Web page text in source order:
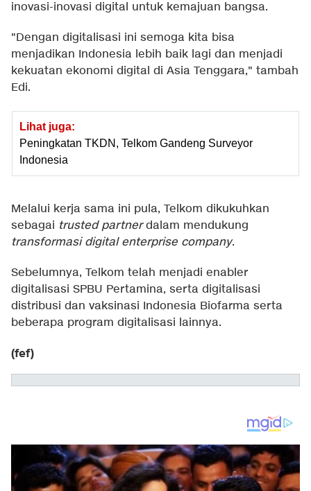
inovasi-inovasi digital untuk kemajuan bangsa.
"Dengan digitalisasi ini semoga kita bisa
menjadikan Indonesia lebih baik lagi dan menjadi
kekuatan ekonomi digital di Asia Tenggara," tambah
Edi.
Lihat juga:
Peningkatan TKDN, Telkom Gandeng Surveyor
Indonesia
Melalui kerja sama ini pula, Telkom dikukuhkan
sebagai trusted partnerdalam mendukung
transformasi digital enterprise company.
Sebelumnya, Telkom telah menjadi enabler
digitalisasi SPBU Pertamina, serta digitalisasi
distribusi dan vaksinasi Indonesia Biofarma serta
beberapa program digitalisasi lainnya.
(fef)